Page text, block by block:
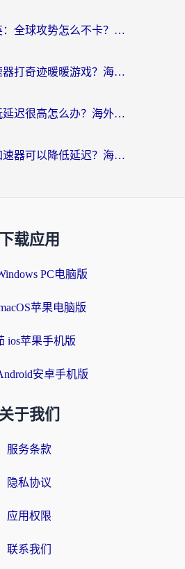
国外玩反恐精英：全球攻势怎么不卡？老玩家亲测的加速器选择指南
国外用什么加速器打奇迹暖暖游戏？海外党国服手游畅玩全攻略（附3款热门游戏实测）
巨兽战场国外玩延迟很高怎么办？海外党亲测的国服游戏加速解决方案
打龙之谷什么加速器可以降低延迟？海外玩家亲测有效的国服加速指南
下载应用
PC电脑版
苹果电脑版
ios苹果手机版
安卓手机版
关于我们
服务条款
隐私协议
应用权限
联系我们